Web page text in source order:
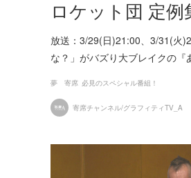
ロケット団 定
放送：3/29(日)21:00、3/31(火
な？」がバズり大ブレイクの
夢 寄席 必見のスペシャル番組！
寄席チャンネル/グラフィティTV_A